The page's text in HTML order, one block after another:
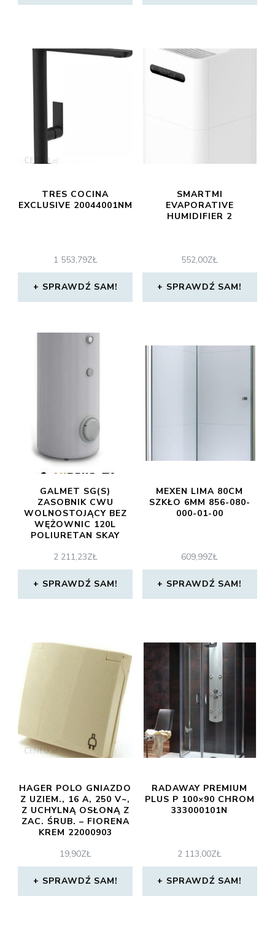
TRES COCINA
EXCLUSIVE 20044001NM
1 553,79ZŁ
SPRAWDŹ SAM!
SMARTMI
EVAPORATIVE
HUMIDIFIER 2
552,00ZŁ
SPRAWDŹ SAM!
GALMET SG(S)
ZASOBNIK CWU
WOLNOSTOJĄCY BEZ
WĘŻOWNIC 120L
POLIURETAN SKAY
2 211,23ZŁ
SPRAWDŹ SAM!
MEXEN LIMA 80CM
SZKŁO 6MM 856-080-
000-01-00
609,99ZŁ
SPRAWDŹ SAM!
HAGER POLO GNIAZDO
Z UZIEM., 16 A, 250 V~,
Z UCHYLNĄ OSŁONĄ Z
ZAC. ŚRUB. – FIORENA
KREM 22000903
19,90ZŁ
SPRAWDŹ SAM!
RADAWAY PREMIUM
PLUS P 100×90 CHROM
333000101N
2 113,00ZŁ
SPRAWDŹ SAM!